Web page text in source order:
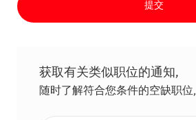
提交
获取有关类似职位的通知,
随时了解符合您条件的空缺职位,